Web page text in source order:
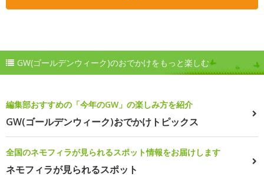
GW(ゴールデンウィーク)のおでかけをもっと楽しむ
編集部おすすめの「今年のGW」の楽しみ方を紹介
GW(ゴールデンウィーク)おでかけトピックス
全国のネモフィラが見られるスポット情報をお届けします
ネモフィラが見られるスポット